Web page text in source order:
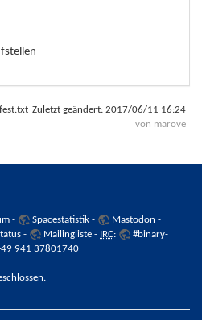
Zuletzt geändert: 2017/06/11 16:24
von marove
- Spacestatistik - Mastodon -
- Mailingliste - IRC:
#binary-
941 37801740